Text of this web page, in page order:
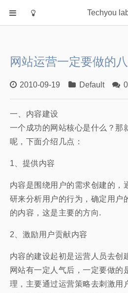
Techyou
Default
Linux/Unix
Database
Cloud
Networking
Security
Programming
关于作者
网站运营一定要做的
2010-09-19 Default 0
一、内容建设
一个成功的网站核心是什么？那
呢，下面介绍几点：
1、提供内容
内容是围绕用户的需求创建的，
研来分析用户的行为，确定用户
的内容，这是主要的方向.
2、激励用户贡献内容
内容的建设起初是运营人员去创
网站有一定人气后，一定要做的
理，主要通过运营策略去刺激用